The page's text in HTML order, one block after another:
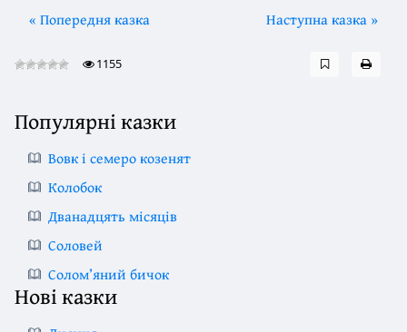
« Попередня казка Наступна казка »
1155
Популярні казки
Вовк і семеро козенят
Колобок
Дванадцять місяців
Соловей
Солом’яний бичок
Нові казки